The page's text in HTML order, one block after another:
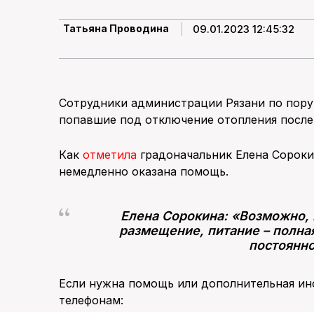
Татьяна Проводина 09.01.2023 12:45:32
Сотрудники администрации Рязани по
попавшие под отключение отопления
Как отметила градоначальник Елена
немедленно оказана помощь.
Елена Сорокина: «Возможно,
размещение, питание –
Если нужна помощь или дополнительная
телефонам: